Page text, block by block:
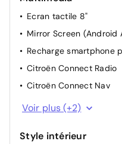
Accès et démarrage
Rétroviseurs extérieurs
avec éclairage d'accueil
Miroirs de courtoisie
3 appuis-tête AR
Siège passager avant à
Palettes au volant
Ecran tactile 8"
Mirror Screen (Android
Recharge smartphone
Citroën Connect Radio
Citroën Connect Nav
Combiné numérique
Voir plus (+2)
Style intérieur